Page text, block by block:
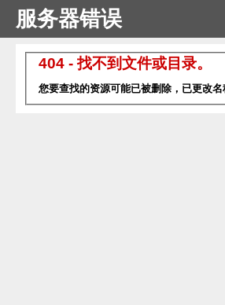
服务器错误
404 - 找不到文件或目录。
您要查找的资源可能已被删除，已更改名